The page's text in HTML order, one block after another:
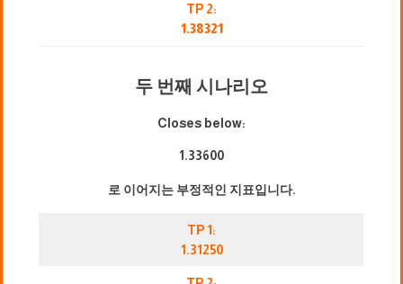
TP 2:
1.38321
두 번째 시나리오
Closes below:
1.33600
로 이어지는 부정적인 지표입니다.
TP 1:
1.31250